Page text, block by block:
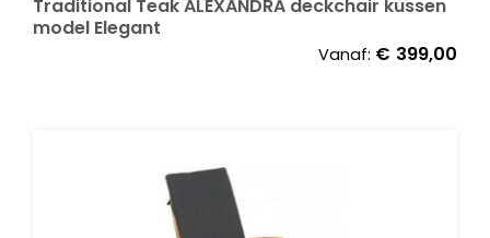
Traditional Teak ALEXANDRA deckchair kussen
model Elegant
Vanaf: € 399,00